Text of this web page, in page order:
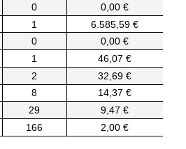
0
0,00 €
1
6.585,59 €
0
0,00 €
1
46,07 €
2
32,69 €
8
14,37 €
29
9,47 €
166 2,00 €